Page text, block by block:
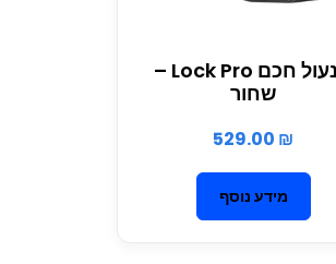
מנעול חכם Lock Pro –
שחור
529.00 ₪
מידע נוסף